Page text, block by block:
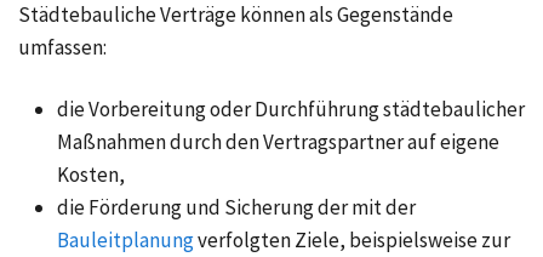
Städtebauliche Verträge können als Gegenstände
umfassen:
die Vorbereitung oder Durchführung städtebaulicher
Maßnahmen durch den Vertragspartner auf eigene
Kosten,
die Förderung und Sicherung der mit der
Bauleitplanungverfolgten Ziele, beispielsweise zur